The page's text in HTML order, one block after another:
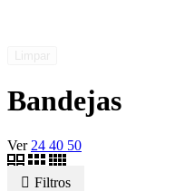
Bandejas
Ver 24 40 50
Filtros